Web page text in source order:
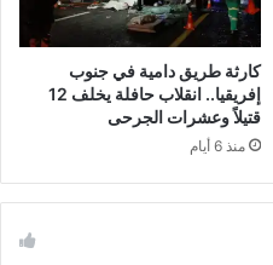
كارثة طريق دامية في جنوب
إفريقيا.. انقلاب حافلة يخلف 12
قتيلاً وعشرات الجرحى
منذ 6 أيام